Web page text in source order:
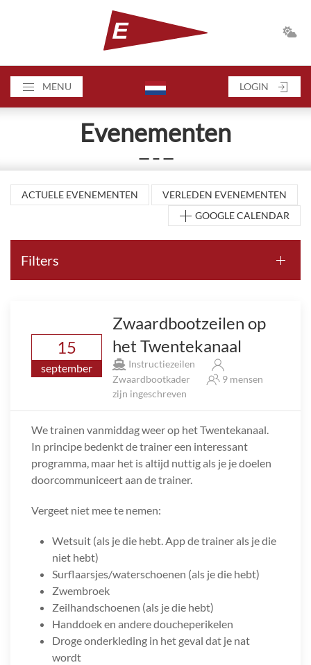
MENU LOGIN
Evenementen
— – —
ACTUELE EVENEMENTEN
VERLEDEN EVENEMENTEN
GOOGLE CALENDAR
Filters
15
september
Zwaardbootzeilen op
het Twentekanaal
Instructiezeilen
Zwaardbootkader
9 mensen
zijn ingeschreven
We trainen vanmiddag weer op het Twentekanaal.
In principe bedenkt de trainer een interessant
programma, maar het is altijd nuttig als je je doelen
doorcommuniceert aan de trainer.
Vergeet niet mee te nemen:
Wetsuit (als je die hebt. App de trainer als je die
niet hebt)
Surflaarsjes/waterschoenen (als je die hebt)
Zwembroek
Zeilhandschoenen (als je die hebt)
Handdoek en andere doucheperikelen
Droge onderkleding in het geval dat je nat
wordt